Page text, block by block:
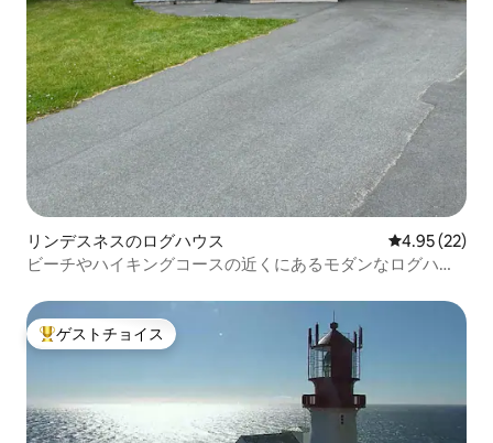
リンデスネスのログハウス レビュー22
4.95 (22)
ビーチやハイキングコースの近くにあるモダンなログハウ
大好評のゲストチョイスです。
ゲストチョイス